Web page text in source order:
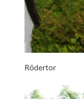
Rödertor